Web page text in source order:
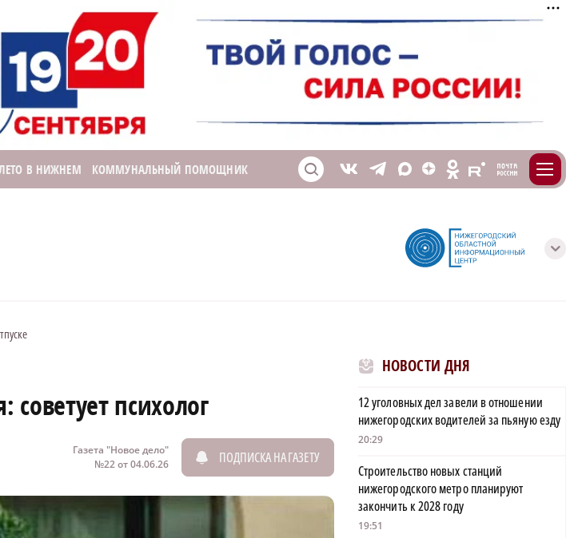
В НИЖНЕМ КОММУНАЛЬНЫЙ ПОМОЩНИК S V T X Z O E m
с
психолог
Газета "Новое дело"
№22 от 04.06.26
ПОДПИСКА НА ГАЗЕТУ
НОВОСТИ ДНЯ
12 уголовных дел завели в отношении
нижегородских водителей за пьяную езду
20:29
Строительство новых станций
нижегородского метро планируют
закончить к 2028 году
19:51